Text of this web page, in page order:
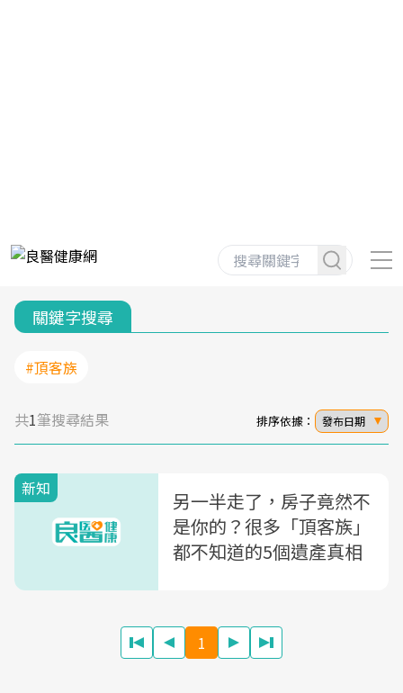
關鍵字搜尋
#頂客族
共1筆搜尋結果 排序依據： 發布日期
新知
另一半走了，房子竟然不
是你的？很多「頂客族」
都不知道的5個遺產真相
1